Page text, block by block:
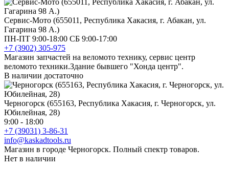
Сервис-Мото (655011, Республика Хакасия, г. Абакан, ул.
Гагарина 98 А.)
ПН-ПТ 9:00-18:00 СБ 9:00-17:00
+7 (3902) 305-975
Магазин запчастей на веломото технику, сервис центр
веломото техники.Здание бывшего "Хонда центр".
В наличии достаточно
Черногорск (655163, Республика Хакасия, г. Черногорск, ул.
Юбилейная, 28)
9:00 - 18:00
+7 (39031) 3-86-31
info@kaskadtools.ru
Магазин в городе Черногорск. Полный спектр товаров.
Нет в наличии